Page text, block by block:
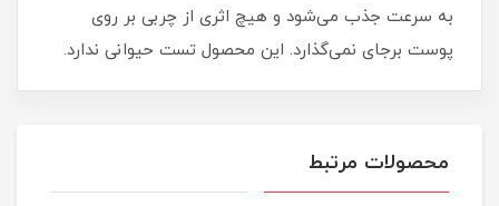
به سرعت جذب می‌شود و هیچ اثری از چربی بر روی
پوست برجای نمی‌گذارد. این محصول تست حیوانی ندارد.
محصولات مرتبط